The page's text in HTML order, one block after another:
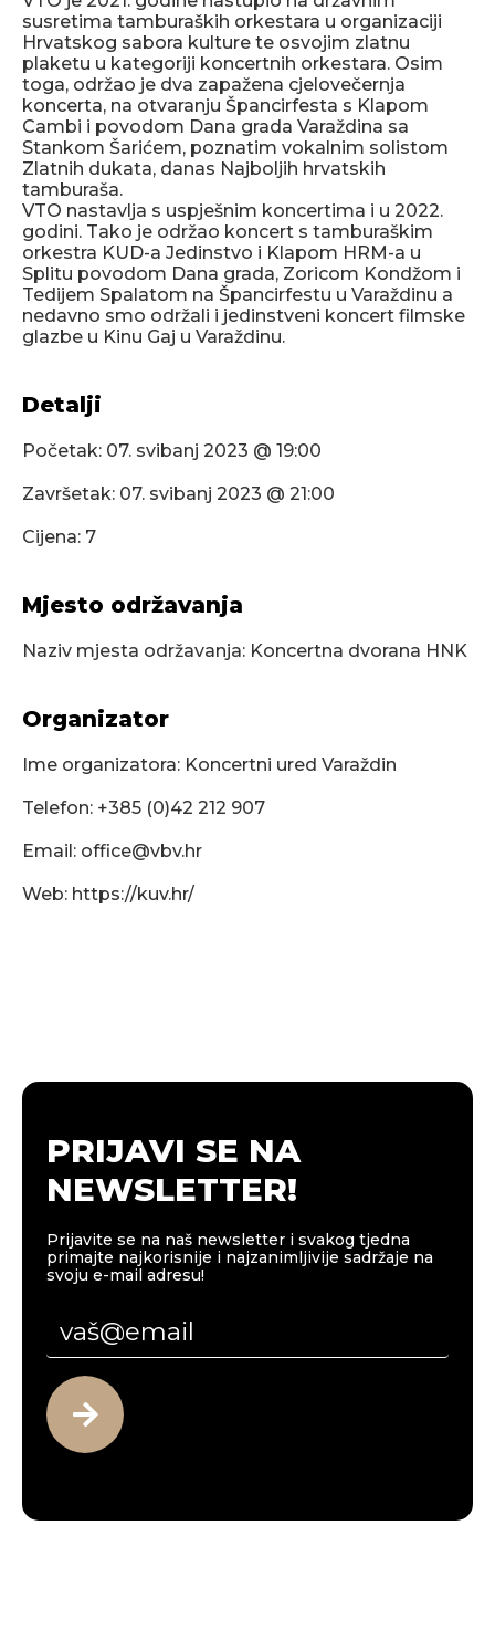
susretima tamburaških orkestara u organizaciji
Hrvatskog sabora kulture te osvojim zlatnu
plaketu u kategoriji koncertnih orkestara. Osim
toga, održao je dva zapažena cjelovečernja
koncerta, na otvaranju Špancirfesta s Klapom
Cambi i povodom Dana grada Varaždina sa
Stankom Šarićem, poznatim vokalnim solistom
Zlatnih dukata, danas Najboljih hrvatskih
tamburaša.
VTO nastavlja s uspješnim koncertima i u 2022.
godini. Tako je održao koncert s tamburaškim
orkestra KUD-a Jedinstvo i Klapom HRM-a u
Splitu povodom Dana grada, Zoricom Kondžom i
Tedijem Spalatom na Špancirfestu u Varaždinu a
nedavno smo održali i jedinstveni koncert filmske
glazbe u Kinu Gaj u Varaždinu.
Detalji
Početak: 07. svibanj 2023 @ 19:00
Završetak: 07. svibanj 2023 @ 21:00
Cijena: 7
Mjesto održavanja
Naziv mjesta održavanja: Koncertna dvorana HNK
Organizator
Ime organizatora: Koncertni ured Varaždin
Telefon: +385 (0)42 212 907
Email: office@vbv.hr
Web: https://kuv.hr/
PRIJAVI SE NA
NEWSLETTER!
Prijavite se na naš newsletter i svakog tjedna
primajte najkorisnije i najzanimljivije sadržaje na
svoju e-mail adresu!